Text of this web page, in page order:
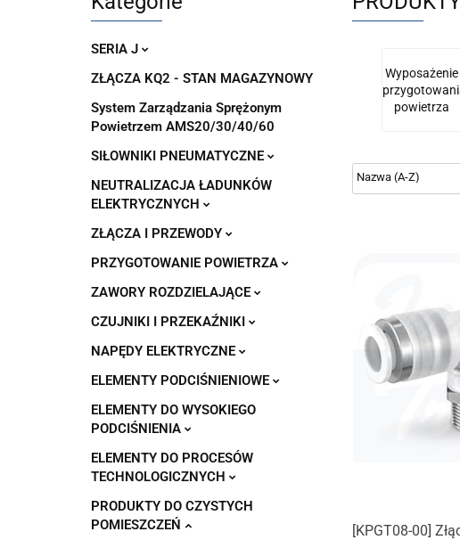
SERIA J
ZŁĄCZA KQ2 - STAN MAGAZYNOWY
System Zarządzania Sprężonym
Powietrzem AMS20/30/40/60
SIŁOWNIKI PNEUMATYCZNE
NEUTRALIZACJA ŁADUNKÓW
ELEKTRYCZNYCH
ZŁĄCZA I PRZEWODY
PRZYGOTOWANIE POWIETRZA
ZAWORY ROZDZIELAJĄCE
CZUJNIKI I PRZEKAŹNIKI
NAPĘDY ELEKTRYCZNE
ELEMENTY PODCIŚNIENIOWE
ELEMENTY DO WYSOKIEGO
PODCIŚNIENIA
ELEMENTY DO PROCESÓW
TECHNOLOGICZNYCH
PRODUKTY DO CZYSTYCH
POMIESZCZEŃ
Wyposażenie
powietrza
[KPGT08-00]